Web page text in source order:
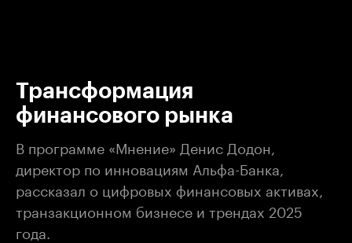
Трансформация
финансового рынка
В программе «Мнение» Денис Додон,
директор по инновациям Альфа-Банка,
рассказал о цифровых финансовых активах,
транзакционном бизнесе и трендах 2025
года.